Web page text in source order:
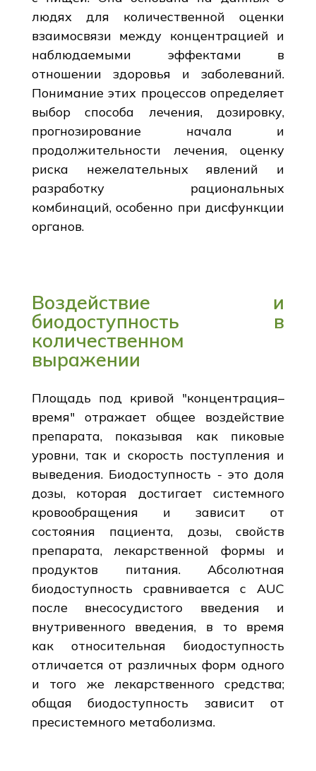
людях для количественной оценки
взаимосвязи между концентрацией и
наблюдаемыми эффектами в
отношении здоровья и заболеваний.
Понимание этих процессов определяет
выбор способа лечения, дозировку,
прогнозирование начала и
продолжительности лечения, оценку
риска нежелательных явлений и
разработку рациональных
комбинаций, особенно при дисфункции
органов.
Воздействие и
биодоступность в
количественном
выражении
Площадь под кривой "концентрация–
время" отражает общее воздействие
препарата, показывая как пиковые
уровни, так и скорость поступления и
выведения. Биодоступность - это доля
дозы, которая достигает системного
кровообращения и зависит от
состояния пациента, дозы, свойств
препарата, лекарственной формы и
продуктов питания. Абсолютная
биодоступность сравнивается с AUC
после внесосудистого введения и
внутривенного введения, в то время
как относительная биодоступность
отличается от различных форм одного
и того же лекарственного средства;
общая биодоступность зависит от
пресистемного метаболизма.